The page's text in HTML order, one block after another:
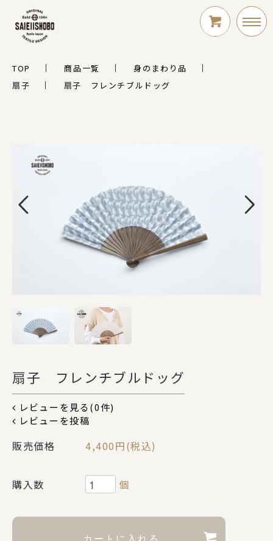
LOGIN
CATS
カテゴリー
ポーチ
ステーショナリー
TOP 商品一覧
身のまわり品
扇子
扇子 フレンチブルドッグ
扇子 フレンチブルドッグ
レビューを見る(0件)
レビューを投稿
販売価格 4,400円(税込)
購入数 個